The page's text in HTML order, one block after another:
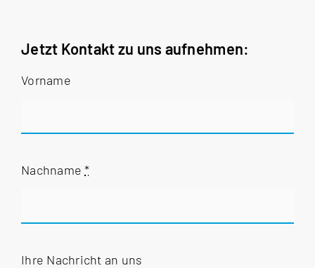
Jetzt Kontakt zu uns aufnehmen:
Vorname
Nachname*
Ihre Nachricht an uns